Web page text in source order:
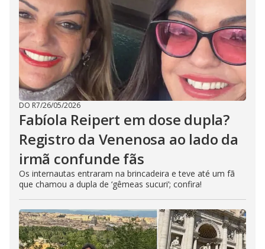
DO R7/26/05/2026
Fabíola Reipert em dose dupla?
Registro da Venenosa ao lado da
irmã confunde fãs
Os internautas entraram na brincadeira e teve até um fã
que chamou a dupla de ‘gêmeas sucuri’; confira!